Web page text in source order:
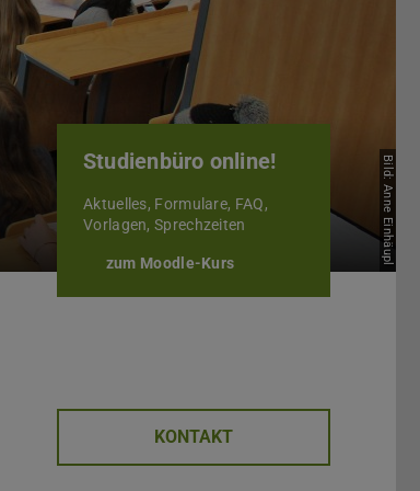
Studienbüro online!
Aktuelles, Formulare, FAQ,
Vorlagen, Sprechzeiten
zum Moodle-Kurs Bild: Anne Einhäupl
KONTAKT